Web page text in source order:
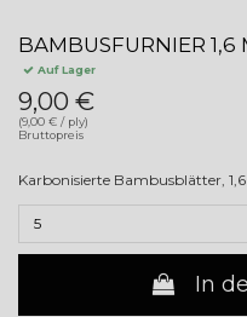
BAMBUSFURNIER
Auf Lager
9,00 €
(9,00 € / ply)
Bruttopreis
Karbonisierte Bambusblätter,
In